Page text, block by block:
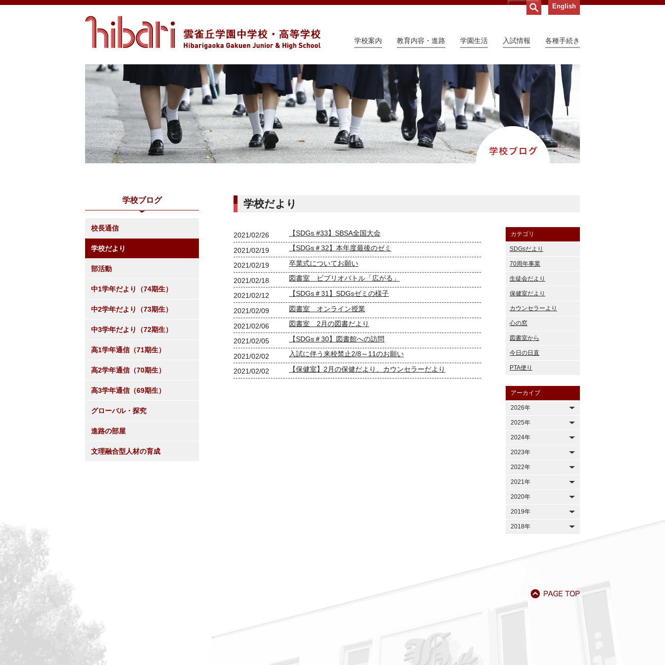
English
学校案内 教育内容・進路 学園生活 入試情報 各種手続き
学校だより
2021/02/26 【SDGs #33】SBSA全国大会
2021/02/19 【SDGs＃32】本年度最後のゼミ
2021/02/19 卒業式についてお願い
2021/02/18 図書室 ビブリオバトル「広がる」
2021/02/12 【SDGs＃31】SDGsゼミの様子
2021/02/09 図書室 オンライン授業
2021/02/06 図書室 2月の図書だより
2021/02/05 【SDGs＃30】図書館への訪問
2021/02/02 入試に伴う来校禁止2/8～11のお願い
2021/02/02 【保健室】2月の保健だより、カウンセラーだより
カテゴリ
SDGsだより
70周年事業
生徒会だより
保健室だより
カウンセラーより
心の窓
図書室から
今日の日直
PTA便り
アーカイブ
2026年
2025年
2024年
2023年
2022年
2021年
2020年
2019年
2018年
学校ブログ
校長通信
学校だより
部活動
中1学年だより（74期生）
中2学年だより（73期生）
中3学年だより（72期生）
高1学年通信（71期生）
高2学年通信（70期生）
高3学年通信（69期生）
グローバル・探究
進路の部屋
文理融合型人材の育成